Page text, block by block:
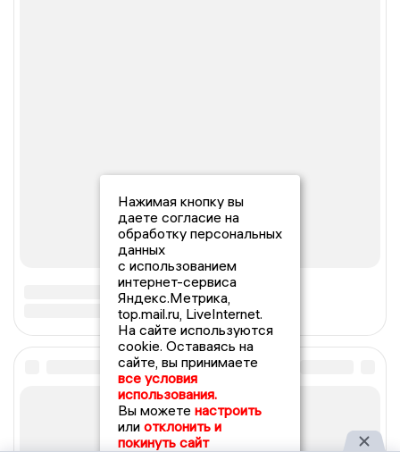
Нажимая кнопку вы
даете согласие на
обработку персональных
данных
с использованием
интернет-сервиса
Яндекс.Метрика,
top.mail.ru, LiveInternet.
На сайте используются
cookie. Оставаясь на
сайте, вы принимаете
все условия
использования.
Вы можете настроить
или отклонить и
покинуть сайт